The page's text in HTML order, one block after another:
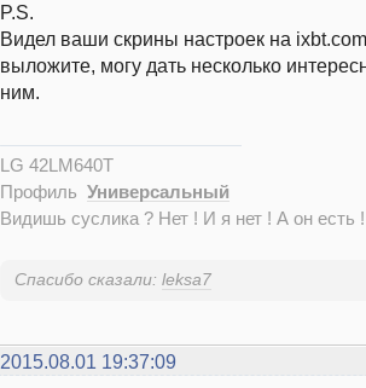
P.S.
Видел ваши скрины настроек на
выложите, могу дать несколько
ним.
LG 42LM640T
Профиль Универсальный
Видишь суслика ? Нет ! И я нет ! А он есть
Спасибо сказали: leksa7
2015.08.01 19:37:09